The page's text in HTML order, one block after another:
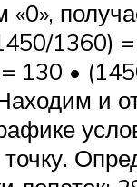
«0»,
1360)
130 •
и